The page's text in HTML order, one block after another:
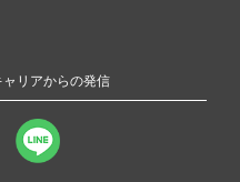
ャリアからの発信